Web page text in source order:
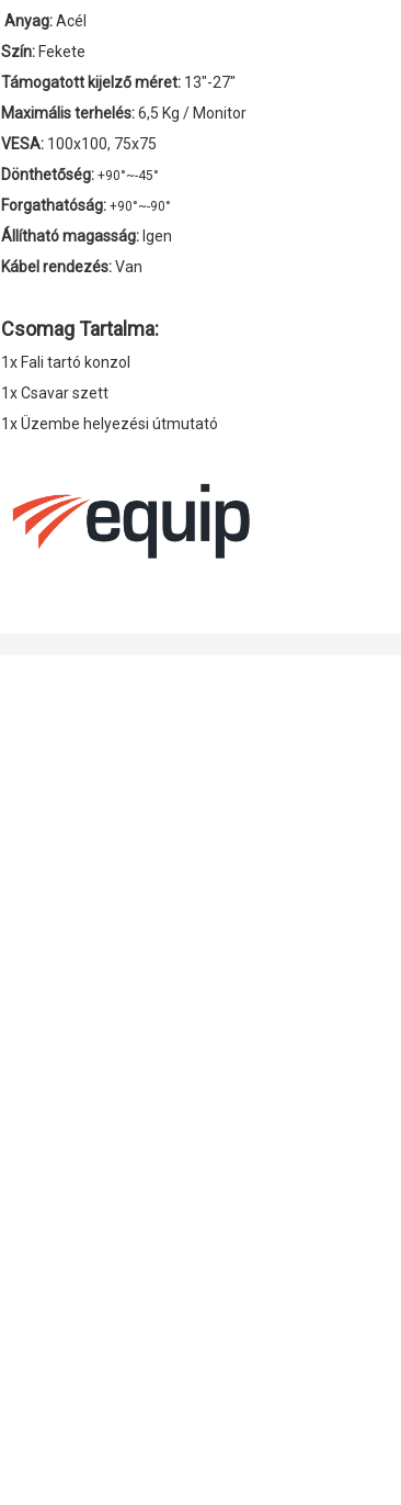
Anyag:Acél
Szín: Fekete
Támogatott kijelző méret: 13"-27"
Maximális terhelés:6,5 Kg / Monitor
VESA: 100x100, 75x75
Dönthetőség: +90°~-45°
Forgathatóság: +90°~-90°
Állítható magasság: Igen
Kábel rendezés:Van
Csomag Tartalma:
1x Fali tartó konzol
1x Csavar szett
1x Üzembe helyezési útmutató